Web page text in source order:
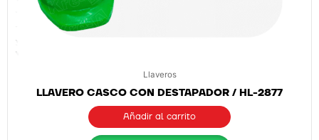
Llaveros
LLAVERO CASCO CON DESTAPADOR / HL-2877
Añadir al carrito